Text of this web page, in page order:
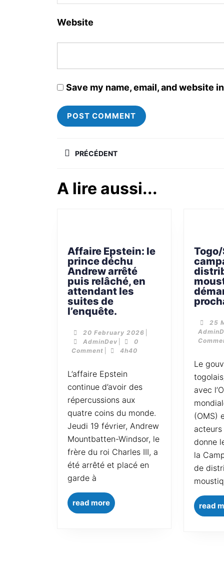
Website
Save my name, email, and website
PRÉCÉDENT
A lire aussi...
Affaire Epstein: le
prince déchu
Andrew arrêté
puis relâché, en
attendant les
suites de
l’enquête.
20 February 2026
AdminDev
0
Comment
4h40
L’affaire Epstein
continue d’avoir des
répercussions aux
quatre coins du monde.
Jeudi 19 février, Andrew
Mountbatten-Windsor, le
frère du roi Charles III, a
été arrêté et placé en
garde à
read more
25
Le gouvernement
avec
(OMS)
donne
la
de
read